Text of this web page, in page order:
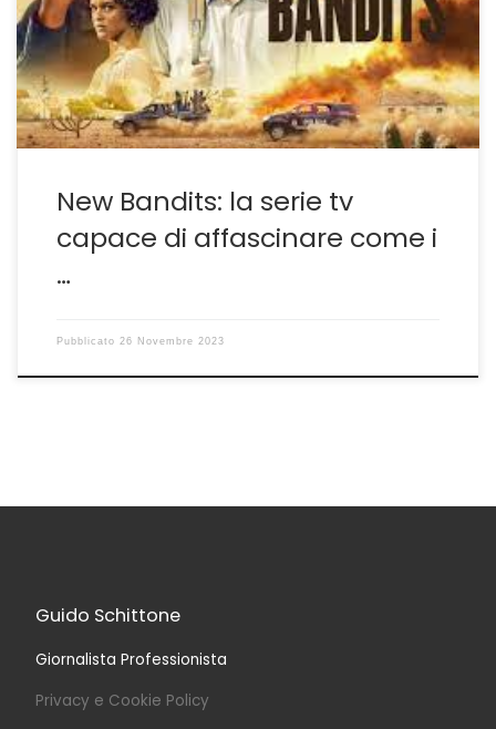
palinsesto di Prime da prendere in considerazione. Sulle
prime potrebbe sembrare fin troppo violenta e
adrenalitica, con rapine, sparatorie, omicidi assortiti e
brutti ceffi di contorno ma a poco a […]
New Bandits: la serie tv
capace di affascinare come i
…
Pubblicato 26 Novembre 2023
Guido Schittone
Giornalista Professionista
Privacy e Cookie Policy